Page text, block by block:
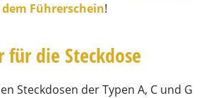
Führerschein!
für die Steckdose
Steckdosen der Typen A, C und G